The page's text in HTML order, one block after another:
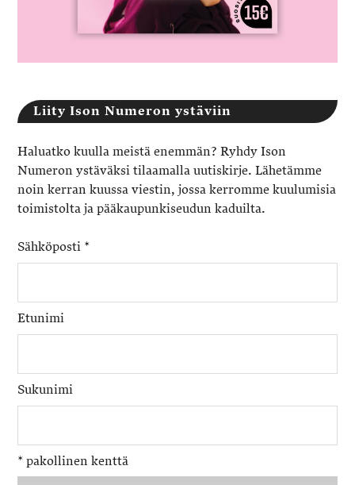
Liity Ison Numeron ystäviin
Haluatko kuulla meistä enemmän? Ryhdy Ison
Numeron ystäväksi tilaamalla uutiskirje. Lähetämme
noin kerran kuussa viestin, jossa kerromme kuulumisia
toimistolta ja pääkaupunkiseudun kaduilta.
Sähköposti *
Etunimi
Sukunimi
* pakollinen kenttä